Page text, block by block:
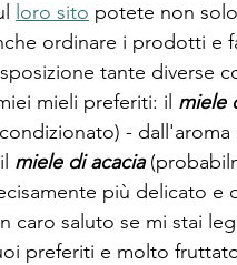
loro sito potete non
ordinare i prodotti e
tante diverse
mieli preferiti: il miele
-
miele di acacia
più delicato e
caro saluto se mi stai
preferiti e molto